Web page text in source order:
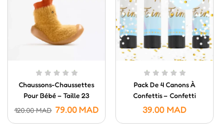
Chaussons-Chaussettes
Pour Bébé – Taille 23
120.00MAD 79.00 MAD
Pack De 4 Canons À
Confettis – Confetti
Poppers (20 Cm)
39.00 MAD